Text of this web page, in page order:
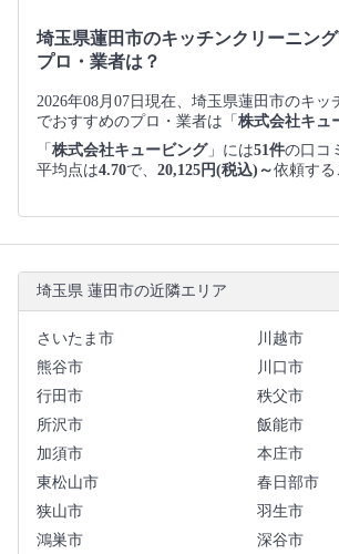
埼玉県蓮田市のキッチンクリーニン
プロ・業者は？
2026年08月07日現在、埼玉県蓮田市のキッ
でおすすめのプロ・業者は「 株式会社キュ
「 株式会社キュービング」には51件の口コ
平均点は4.70で、 20,125円(税込)～依頼する
埼玉県 蓮田市の近隣エリア
さいたま市
川越市
熊谷市
川口市
行田市
秩父市
所沢市
飯能市
加須市
本庄市
東松山市
春日部市
狭山市
羽生市
鴻巣市
深谷市